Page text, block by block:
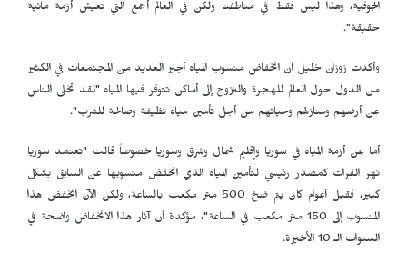
الجوفية، وهذا ليس فقط في مناطقنا ولكن في العالم أجمع التي تعيش أزمة مائية
حقيقة".
وأكدت زوزان خليل أن انخفاض منسوب المياه أجبر العديد من المجتمعات في الكثير
من الدول حول العالم للهجرة والنزوح إلى أماكن تتوفر فيها المياه "لقد تخلى الناس
عن أرضهم ومنازلهم وحياتهم من أجل تأمين مياه نظيفة وصالحة للشرب".
أما عن أزمة المياه في سوريا وإقليم شمال وشرق وسوريا خصوصاً قالت "تعتمد سوريا
نهر الفرات كمصدر رئيسي لتأمين المياه الذي انخفض منسوبها عن السابق بشكل
كبير، فقبل أعوام كان يتم ضخ 500 متر مكعب بالساعة، ولكن الآن انخفض هذا
المنسوب إلى 150 متر مكعب في الساعة"، مؤكدة أن آثار هذا الانخفاض واضحة في
السنوات الـ 10 الأخيرة.